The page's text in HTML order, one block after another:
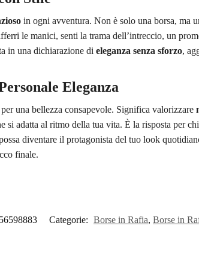
in ogni avventura. Non è solo una borsa, ma
le manici, senti la trama dell’intreccio, un
in una dichiarazione di eleganza senza sforzo,
Eleganza
una bellezza consapevole. Significa valorizzare
si adatta al ritmo della tua vita. È la risposta per
diventare il protagonista del tuo look
finale.
Categorie: Borse in Rafia, Borse in